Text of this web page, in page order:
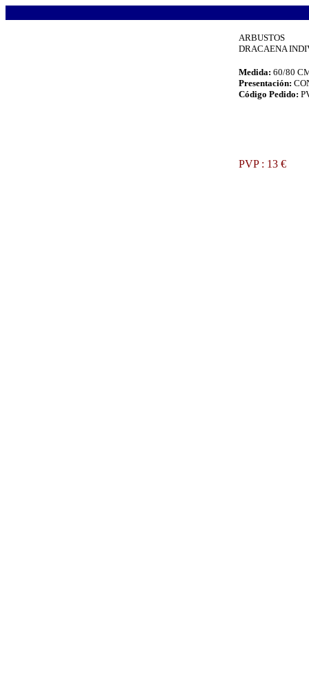
ARBUSTOS
DRACAENA
Medida: 60/80
Presentación:
Código Pedido:
PVP : 13 €